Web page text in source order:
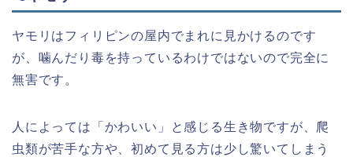
ヤモリはフィリピンの屋内でまれに見かけるのです
が、噛んだり毒を持っているわけではないので完全に
無害です。
人によっては「かわいい」と感じる生き物ですが、爬
虫類が苦手な方や、初めて見る方は少し驚いてしまう